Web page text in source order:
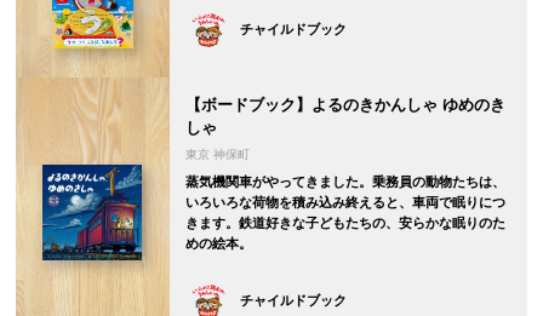
チャイルドブック
【ボードブック】よるのきかんしゃ ゆめのき
しゃ
東京 神保町
蒸気機関車がやってきました。乗務員の動物たちは、
いろいろな荷物を積み込み終えると、車両で眠りにつ
きます。鉄道好きな子どもたちの、安らかな眠りのた
めの絵本。
チャイルドブック